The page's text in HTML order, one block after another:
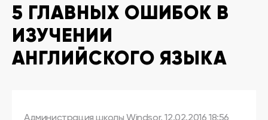
Отзывы
студентов
Обзоры
экспертов
Ищу курс:
5 ГЛАВНЫХ ОШИБОК В
ИЗУЧЕНИИ
АНГЛИЙСКОГО ЯЗЫКА
Администрация школы Windsor, 12.02.2016 18:56